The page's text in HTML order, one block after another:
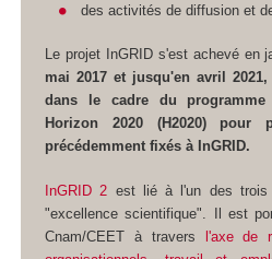
des activités de diffusion et
Le projet InGRID s'est achevé en
mai 2017 et jusqu'en avril 2021,
dans le cadre du programme
Horizon 2020 (H2020) pour
précédemment fixés à InGRID.
InGRID 2 est lié à l'un des trois
"excellence scientifique". Il est
Cnam/CEET à travers l'axe de